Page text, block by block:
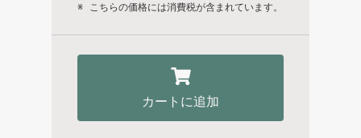
※ こちらの価格には消費税が含まれています。
カートに追加